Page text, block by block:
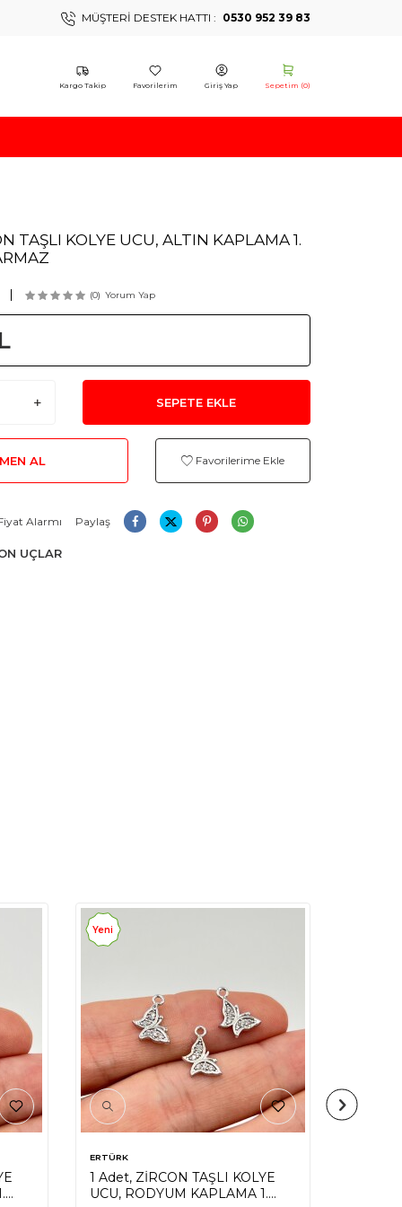
MÜŞTERI DESTEK HATTI : 0530 952 39 83
Kargo Takip Favorilerim Giriş Yap Sepetim (0)
TAŞLI KOLYE UCU, ALTIN KAPLAMA 1.
(0) Yorum Yap
SEPETE EKLE
AL Favorilerime Ekle
Alarmı Paylaş
UÇLAR
Yeni
ERTÜRK
1 Adet, ZİRCON TAŞLI KOLYE
UCU, RODYUM KAPLAMA 1.